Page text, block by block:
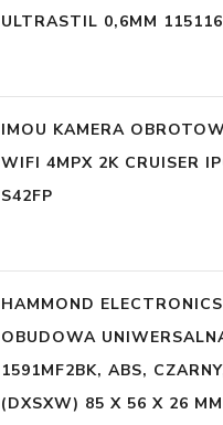
ULTRASTIL 0,6MM
IMOU KAMERA
WIFI 4MPX 2K CRUISER
S42FP
HAMMOND ELECTRONICS
OBUDOWA
1591MF2BK, ABS,
(DXSXW) 85 X 56 X 26